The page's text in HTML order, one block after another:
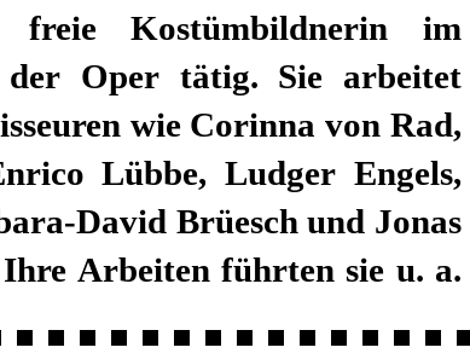
freie Kostümbildnerin im
der Oper tätig. Sie arbeitet
wie Corinna von Rad,
Lübbe, Ludger Engels,
David Brüesch und Jonas
Arbeiten führten sie u. a.
Corinna von Rad verbindet
intensive Zusammenarbeit.
lebt und arbeitet in Berlin.
22 entwarf sie die Kostüme